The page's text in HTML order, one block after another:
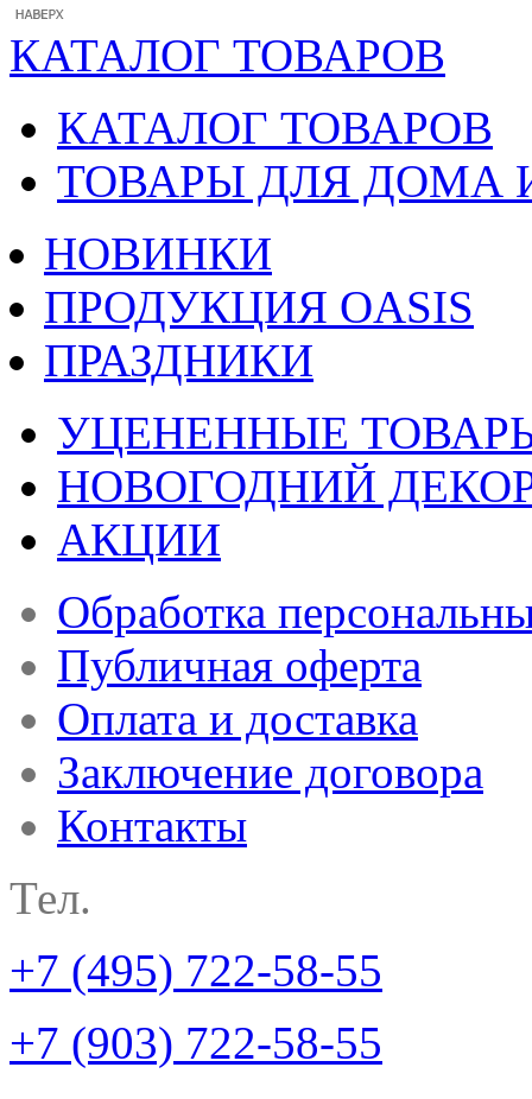
КАТАЛОГ ТОВАРОВ
КАТАЛОГ ТОВАРОВ
ТОВАРЫ ДЛЯ ДОМА
НОВИНКИ
ПРОДУКЦИЯ OASIS
ПРАЗДНИКИ
УЦЕНЕННЫЕ
НОВОГОДНИЙ
АКЦИИ
Обработка
Публичная оферта
Оплата и доставка
Заключение договора
Контакты
Тел.
+7 (495) 722-58-55
+7 (903) 722-58-55